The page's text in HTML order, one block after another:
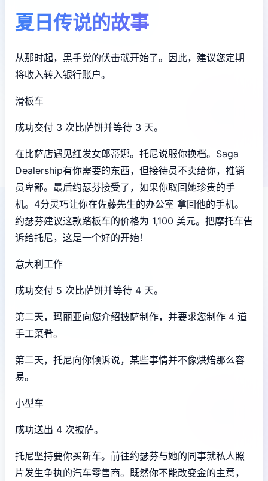
夏日传说的故事
从那时起，黑手党的伏击就开始了。因此，建议您定期
将收入转入银行账户。
滑板车
成功交付 3 次比萨饼并等待 3 天。
在比萨店遇见红发女郎蒂娜。托尼说服你换档。Saga
Dealership有你需要的东西，但接待员不卖给你，推销
员卑鄙。最后约瑟芬接受了，如果你取回她珍贵的手
机。4分灵巧让你在佐藤先生的办公室 拿回他的手机。
约瑟芬建议这款踏板车的价格为 1,100 美元。把摩托车告
诉给托尼，这是一个好的开始！
意大利工作
成功交付 5 次比萨饼并等待 4 天。
第二天，玛丽亚向您介绍披萨制作，并要求您制作 4 道
手工菜肴。
第二天，托尼向你倾诉说，某些事情并不像烘焙那么容
易。
小型车
成功送出 4 次披萨。
托尼坚持要你买新车。前往约瑟芬与她的同事就私人照
片发生争执的汽车零售商。既然你不能改变金的主意，